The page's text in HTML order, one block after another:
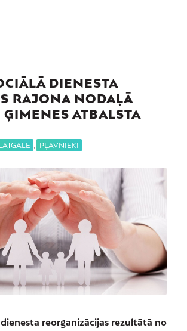
DIENESTA
RAJONA NODAĻĀ
ĢIMENES ATBALSTA
, PĻAVNIEKI
dienesta reorganizācijas rezultātā no